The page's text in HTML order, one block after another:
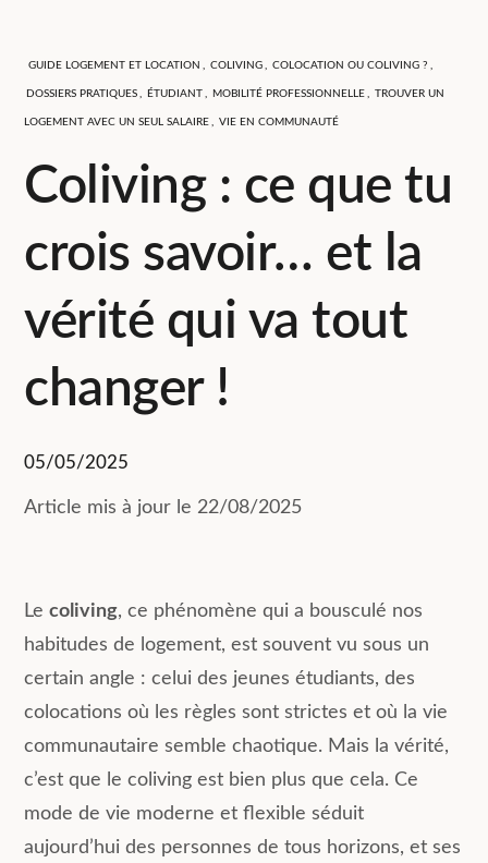
GUIDE LOGEMENT ET LOCATION COLIVING COLOCATION OU COLIVING ?
DOSSIERS PRATIQUES ÉTUDIANT MOBILITÉ PROFESSIONNELLE TROUVER UN
LOGEMENT AVEC UN SEUL SALAIRE VIE EN COMMUNAUTÉ
Coliving : ce que tu
crois savoir… et la
vérité qui va tout
changer !
05/05/2025
Article mis à jour le 22/08/2025
Lecoliving, ce phénomène qui a bousculé nos
habitudes de logement, est souvent vu sous un
certain angle : celui des jeunes étudiants, des
colocations où les règles sont strictes et où la vie
communautaire semble chaotique. Mais la vérité,
c’est que le coliving est bien plus que cela. Ce
mode de vie moderne et flexible séduit
aujourd’hui des personnes de tous horizons, et ses